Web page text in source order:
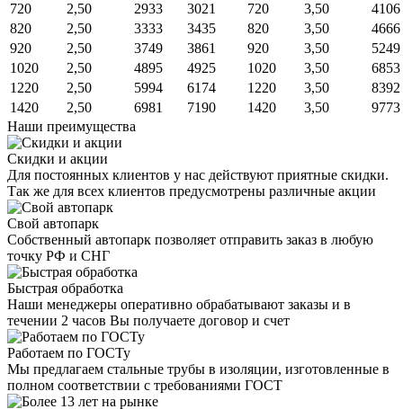
720
2,50 2933 3021 720 3,50
4106
820
2,50 3333 3435 820 3,50
4666
920
2,50 3749 3861 920 3,50
5249
1020
2,50 4895 4925 1020 3,50
6853
1220
2,50 5994 6174 1220 3,50
8392
1420
2,50 6981 7190 1420 3,50
9773
Наши преимущества
Скидки и акции
Для постоянных клиентов у нас действуют приятные скидки.
Так же для всех клиентов предусмотрены различные акции
Свой автопарк
Собственный автопарк позволяет отправить заказ в любую
точку РФ и СНГ
Быстрая обработка
Наши менеджеры оперативно обрабатывают заказы и в
течении 2 часов Вы получаете договор и счет
Работаем по ГОСТу
Мы предлагаем стальные трубы в изоляции, изготовленные в
полном соответствии с требованиями ГОСТ